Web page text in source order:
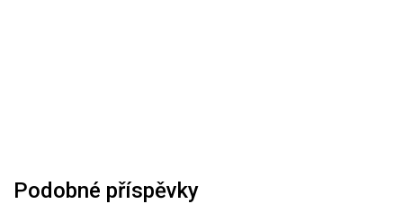
Podobné příspěvky